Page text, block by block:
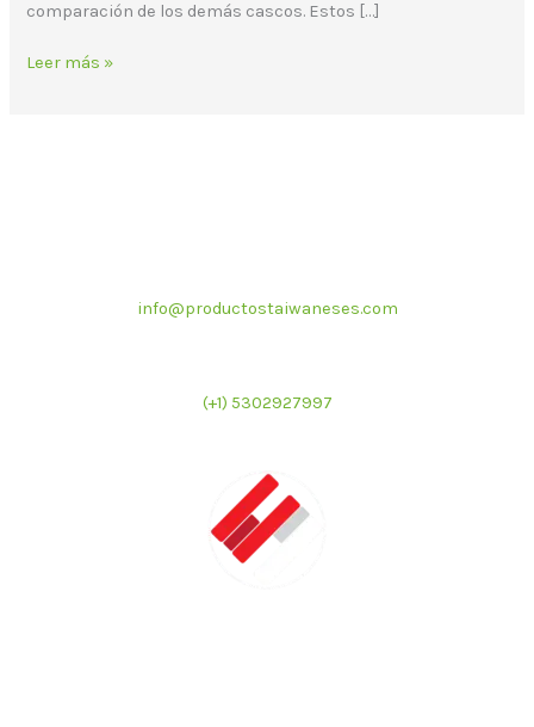
comparación de los demás cascos. Estos […]
Leer más »
info@productostaiwaneses.com
(+1) 5302927997